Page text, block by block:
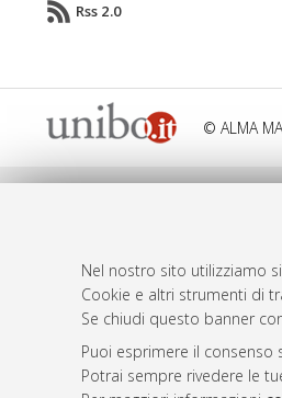
Nel nostro sito utilizziamo
Cookie e altri strumenti di
Se chiudi questo banner
Puoi esprimere il
Potrai sempre rivedere le
Rss 2.0
© ALMA